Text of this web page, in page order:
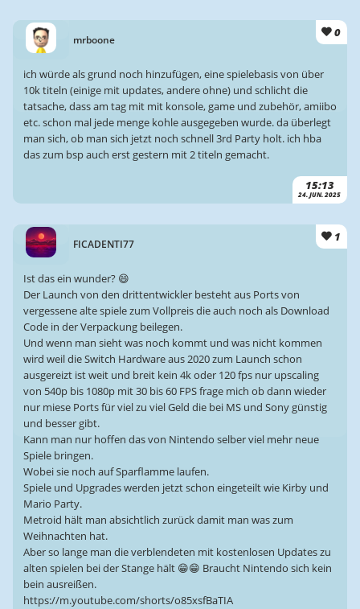
mrboone
0
15:13
24. JUN. 2025
ich würde als grund noch hinzufügen, eine spielebasis von über
10k titeln (einige mit updates, andere ohne) und schlicht die
tatsache, dass am tag mit mit konsole, game und zubehör, amiibo
etc. schon mal jede menge kohle ausgegeben wurde. da überlegt
man sich, ob man sich jetzt noch schnell 3rd Party holt. ich hba
das zum bsp auch erst gestern mit 2 titeln gemacht.
FICADENTI77
1
Ist das ein wunder? 😄
Der Launch von den drittentwickler besteht aus Ports von
vergessene alte spiele zum Vollpreis die auch noch als Download
Code in der Verpackung beilegen.
Und wenn man sieht was noch kommt und was nicht kommen
wird weil die Switch Hardware aus 2020 zum Launch schon
ausgereizt ist weit und breit kein 4k oder 120 fps nur upscaling
von 540p bis 1080p mit 30 bis 60 FPS frage mich ob dann wieder
nur miese Ports für viel zu viel Geld die bei MS und Sony günstig
und besser gibt.
Kann man nur hoffen das von Nintendo selber viel mehr neue
Spiele bringen.
Wobei sie noch auf Sparflamme laufen.
Spiele und Upgrades werden jetzt schon eingeteilt wie Kirby und
Mario Party.
Metroid hält man absichtlich zurück damit man was zum
Weihnachten hat.
Aber so lange man die verblendeten mit kostenlosen Updates zu
alten spielen bei der Stange hält 😁😁 Braucht Nintendo sich kein
bein ausreißen.
https://m.youtube.com/shorts/o85xsfBaTIA